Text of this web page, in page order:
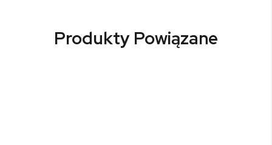
Produkty Powiązane